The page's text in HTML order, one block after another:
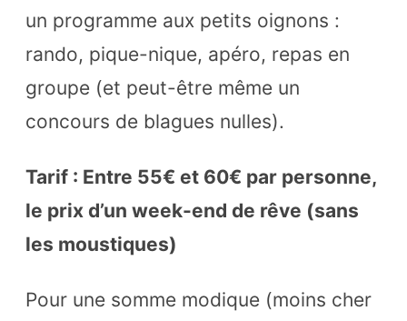
un programme aux petits oignons :
rando, pique-nique, apéro, repas en
groupe (et peut-être même un
concours de blagues nulles).
Tarif : Entre 55€ et 60€ par personne,
le prix d’un week-end de rêve (sans
les moustiques)
Pour une somme modique (moins cher